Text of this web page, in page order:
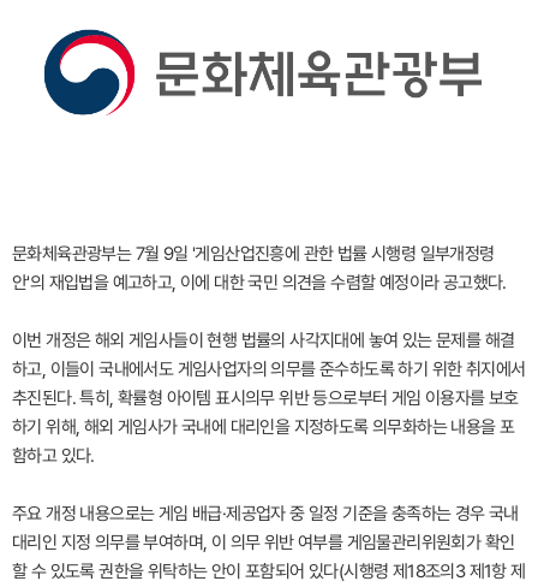
문화체육관광부는 7월 9일 '게임산업진흥에 관한 법률 시행령 일부개정령
안'의 재입법을 예고하고, 이에 대한 국민 의견을 수렴할 예정이라 공고했다.
이번 개정은 해외 게임사들이 현행 법률의 사각지대에 놓여 있는 문제를 해결
하고, 이들이 국내에서도 게임사업자의 의무를 준수하도록 하기 위한 취지에서
추진된다. 특히, 확률형 아이템 표시의무 위반 등으로부터 게임 이용자를 보호
하기 위해, 해외 게임사가 국내에 대리인을 지정하도록 의무화하는 내용을 포
함하고 있다.
주요 개정 내용으로는 게임 배급·제공업자 중 일정 기준을 충족하는 경우 국내
대리인 지정 의무를 부여하며, 이 의무 위반 여부를 게임물관리위원회가 확인
할 수 있도록 권한을 위탁하는 안이 포함되어 있다(시행령 제18조의3 제1항 제